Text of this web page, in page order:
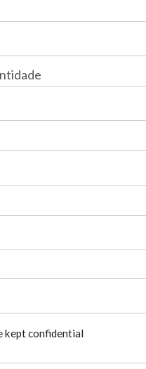
kept confidential